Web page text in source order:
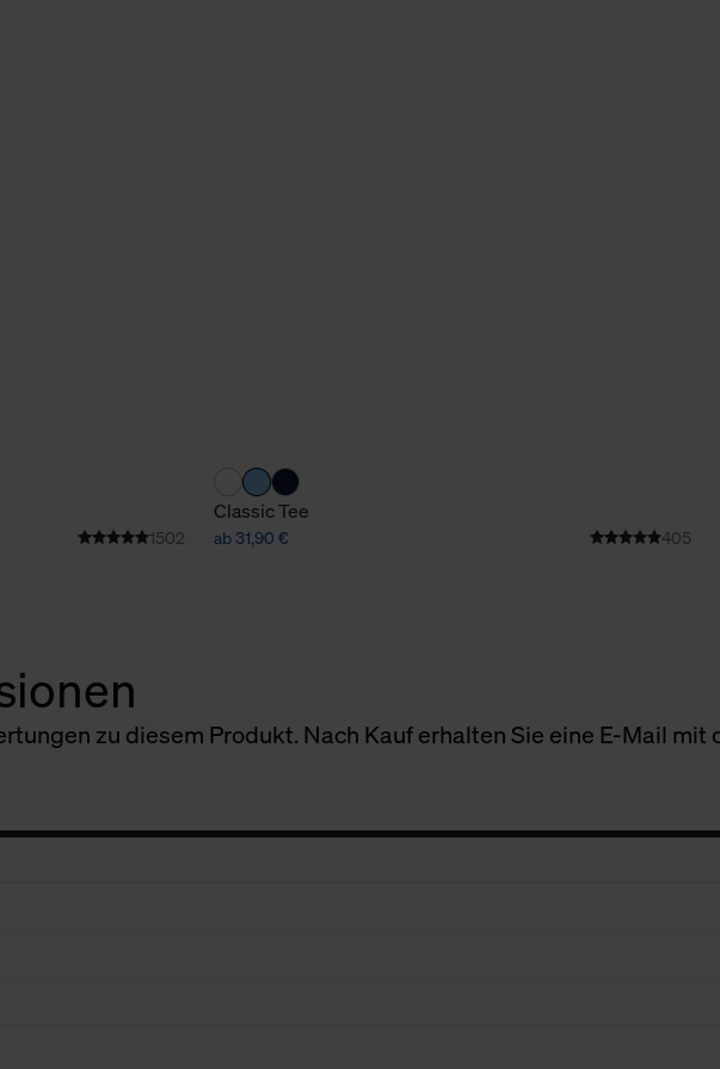
1502
Classic Tee
ab 31,90 € 405
zu diesem Produkt. Nach Kauf erhalten Sie eine E-Mail